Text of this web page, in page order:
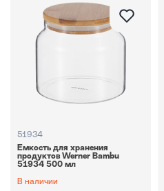
51934
Емкость для хранения
продуктов Werner Bambu
51934 500 мл
В наличии